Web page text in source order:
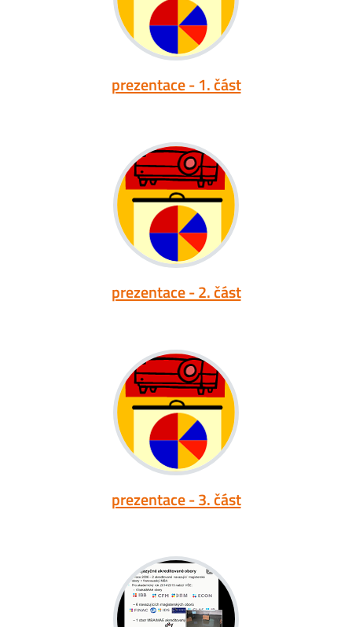
prezentace - 1. část
prezentace - 2. část
prezentace - 3. část